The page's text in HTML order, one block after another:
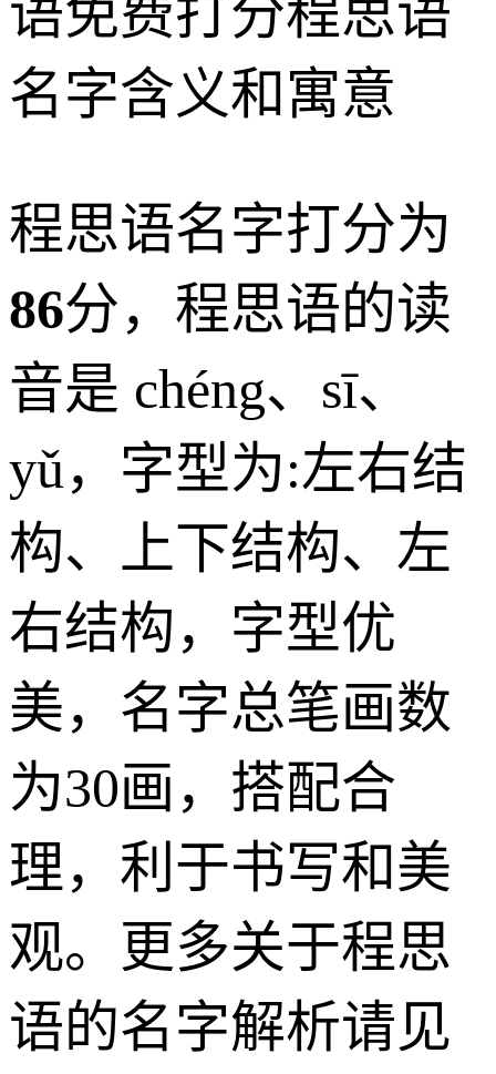
语免费打分程思语
名字含义和寓意
程思语名字打分为
86分， 程思语的读
音是 chéng、sī、
yǔ，字型为:左右结
构、上下结构、左
右结构，字型优
美，名字总笔画数
为30画，搭配合
理，利于书写和美
观。更多关于程思
语的名字解析请见